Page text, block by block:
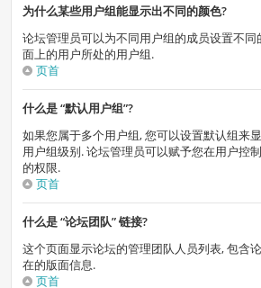
为什么某些用户组能显示出不同的颜色?
论坛管理员可以为不同用户组的成员设置不同
面上的用户所处的用户组.
页首
什么是 “默认用户组”?
如果您属于多个用户组, 您可以设置默认组来
用户组级别. 论坛管理员可以赋予您在用户控
的权限.
页首
什么是 “论坛团队” 链接?
这个页面显示论坛的管理团队人员列表, 包含
在的版面信息.
页首